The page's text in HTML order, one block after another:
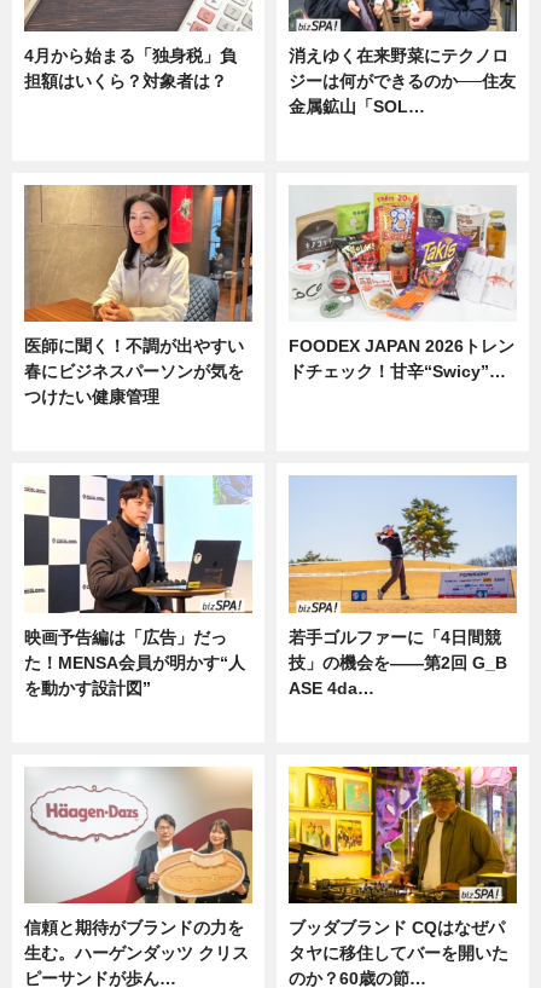
4月から始まる「独身税」負
担額はいくら？対象者は？
消えゆく在来野菜にテクノロ
ジーは何ができるのか──住友
金属鉱山「SOL…
医師に聞く！不調が出やすい
春にビジネスパーソンが気を
つけたい健康管理
FOODEX JAPAN 2026トレン
ドチェック！甘辛“Swicy”…
映画予告編は「広告」だっ
た！MENSA会員が明かす“人
を動かす設計図”
若手ゴルファーに「4日間競
技」の機会を——第2回 G_B
ASE 4da…
信頼と期待がブランドの力を
生む。ハーゲンダッツ クリス
ピーサンドが歩ん…
ブッダブランド CQはなぜパ
タヤに移住してバーを開いた
のか？60歳の節…